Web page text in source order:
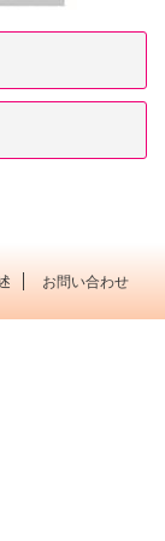
お問い合わせ